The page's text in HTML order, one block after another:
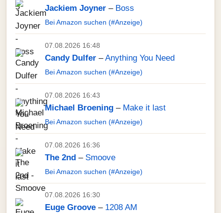
Jackiem Joyner – Boss
Bei Amazon suchen (#Anzeige)
07.08.2026 16:48
Candy Dulfer –Anything You Need
Bei Amazon suchen (#Anzeige)
07.08.2026 16:43
Michael Broening – Make it last
Bei Amazon suchen (#Anzeige)
07.08.2026 16:36
The 2nd – Smoove
Bei Amazon suchen (#Anzeige)
07.08.2026 16:30
Euge Groove – 1208 AM